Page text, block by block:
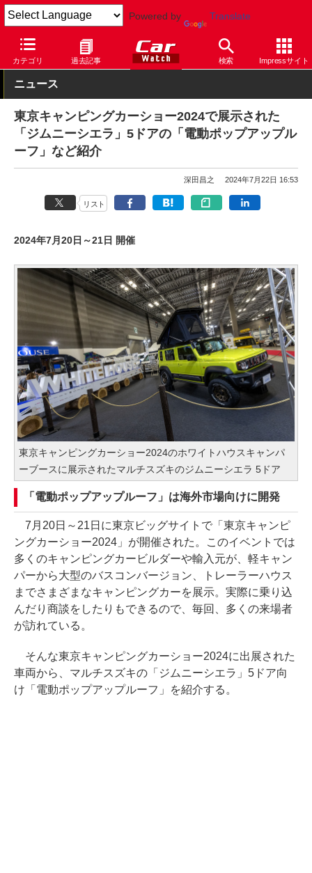
Powered by Translate
カテゴリ 過去記事 検索 Impressサイト
Car Watch 自動車 スズキ ジムニー シエラ
ニュース
東京キャンピングカーショー2024で展示された
「ジムニーシエラ」5ドアの「電動ポップアップル
ーフ」など紹介
深田昌之 2024年7月22日 16:53
リスト
2024年7月20日～21日 開催
東京キャンピングカーショー2024のホワイトハウスキャンパ
ーブースに展示されたマルチスズキのジムニーシエラ 5ドア
「電動ポップアップルーフ」は海外市場向けに開発
7月20日～21日に東京ビッグサイトで「東京キャンピ
ングカーショー2024」が開催された。このイベントでは
多くのキャンピングカービルダーや輸入元が、軽キャン
パーから大型のバスコンバージョン、トレーラーハウス
までさまざまなキャンピングカーを展示。実際に乗り込
んだり商談をしたりもできるので、毎回、多くの来場者
が訪れている。
そんな東京キャンピングカーショー2024に出展された
車両から、マルチスズキの「ジムニーシエラ」5ドア向
け「電動ポップアップルーフ」を紹介する。